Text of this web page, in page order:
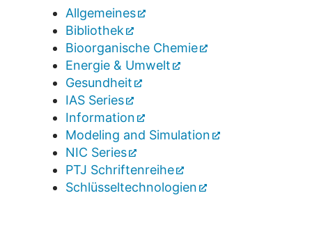
Allgemeines
Bibliothek
Bioorganische Chemie
Energie & Umwelt
Gesundheit
IAS Series
Information
Modeling and Simulation
NIC Series
PTJ Schriftenreihe
Schlüsseltechnologien